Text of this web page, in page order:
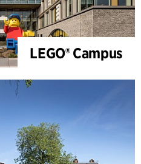
LEGO® Campus